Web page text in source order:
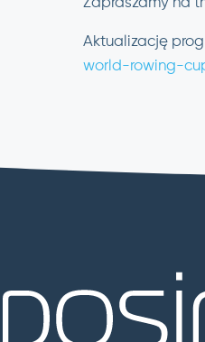
Aktualizację
world-rowing-